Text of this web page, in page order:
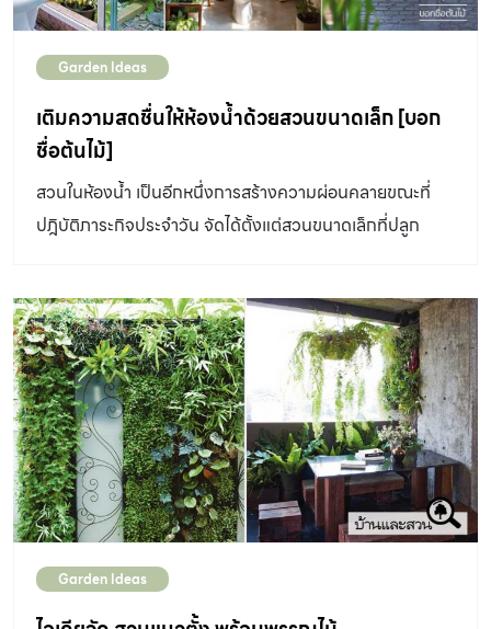
Garden Ideas
เติมความสดชื่นให้ห้องน้ำด้วยสวนขนาดเล็ก [บอก
ชื่อต้นไม้]
สวนในห้องน้ำ เป็นอีกหนึ่งการสร้างความผ่อนคลายขณะที่
ปฎิบัติภาระกิจประจำวัน จัดได้ตั้งแต่สวนขนาดเล็กที่ปลูก
Garden Ideas